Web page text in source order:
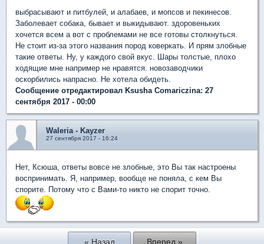
выбрасывают и питбулей, и алабаев, и мопсов и пекинесов.
Заболевает собака, бывает и выкидывают. здоровеньких
хочется всем а вот с проблемами не все готовы столкнуться.
Не стоит из-за этого названия пород коверкать. И прям злобные
такие ответы. Ну, у каждого свой вкус. Шары толстые, плохо
ходящие мне например не нравятся. новозаводчики
оскорбились напрасно. Не хотела обидеть.
Сообщение отредактировал Ksusha Comariczina: 27
сентября 2017 - 00:00
Waleria - Kayzer
27 сентября 2017 - 16:24
Нет, Ксюша, ответы вовсе не злобные, это Вы так настроены
воспринимать. Я, например, вообще не поняла, с кем Вы
спорите. Потому что с Вами-то никто не спорит точно.
« Назад Вперед »